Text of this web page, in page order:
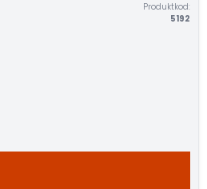
Produktkod:
5192